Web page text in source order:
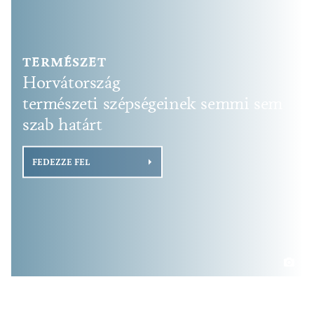
TERMÉSZET
Horvátország
természeti szépségeinek semmi sem
szab határt
FEDEZZE FEL